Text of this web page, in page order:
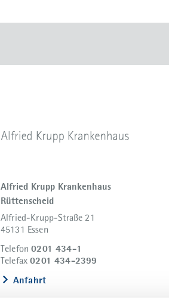
Alfried Krupp Krankenhaus
Rüttenscheid
Alfried-Krupp-Straße 21
45131 Essen
Telefon0201 434-1
Telefax0201 434-2399
Anfahrt